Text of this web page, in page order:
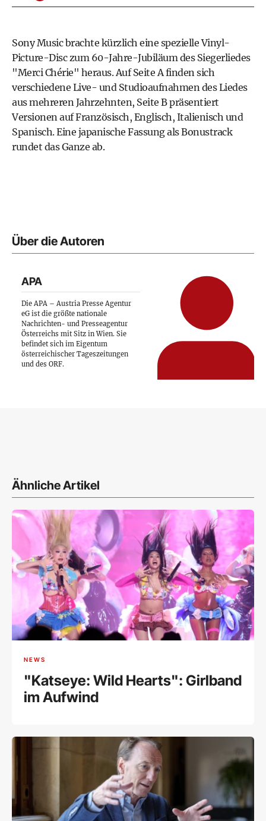
Sony Music brachte kürzlich eine spezielle Vinyl-
Picture-Disc zum 60-Jahre-Jubiläum des Siegerliedes
"Merci Chérie" heraus. Auf Seite A finden sich
verschiedene Live- und Studioaufnahmen des Liedes
aus mehreren Jahrzehnten, Seite B präsentiert
Versionen auf Französisch, Englisch, Italienisch und
Spanisch. Eine japanische Fassung als Bonustrack
rundet das Ganze ab.
Über die Autoren
APA
Die APA – Austria Presse Agentur
eG ist die größte nationale
Nachrichten- und Presseagentur
Österreichs mit Sitz in Wien. Sie
befindet sich im Eigentum
österreichischer Tageszeitungen
und des ORF.
Ähnliche Artikel
NEWS
"Katseye: Wild Hearts": Girlband
im Aufwind